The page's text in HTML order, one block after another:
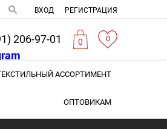
ВХОД РЕГИСТРАЦИЯ
0 0
206-97-01
АССОРТИМЕНТ
ОПТОВИКАМ